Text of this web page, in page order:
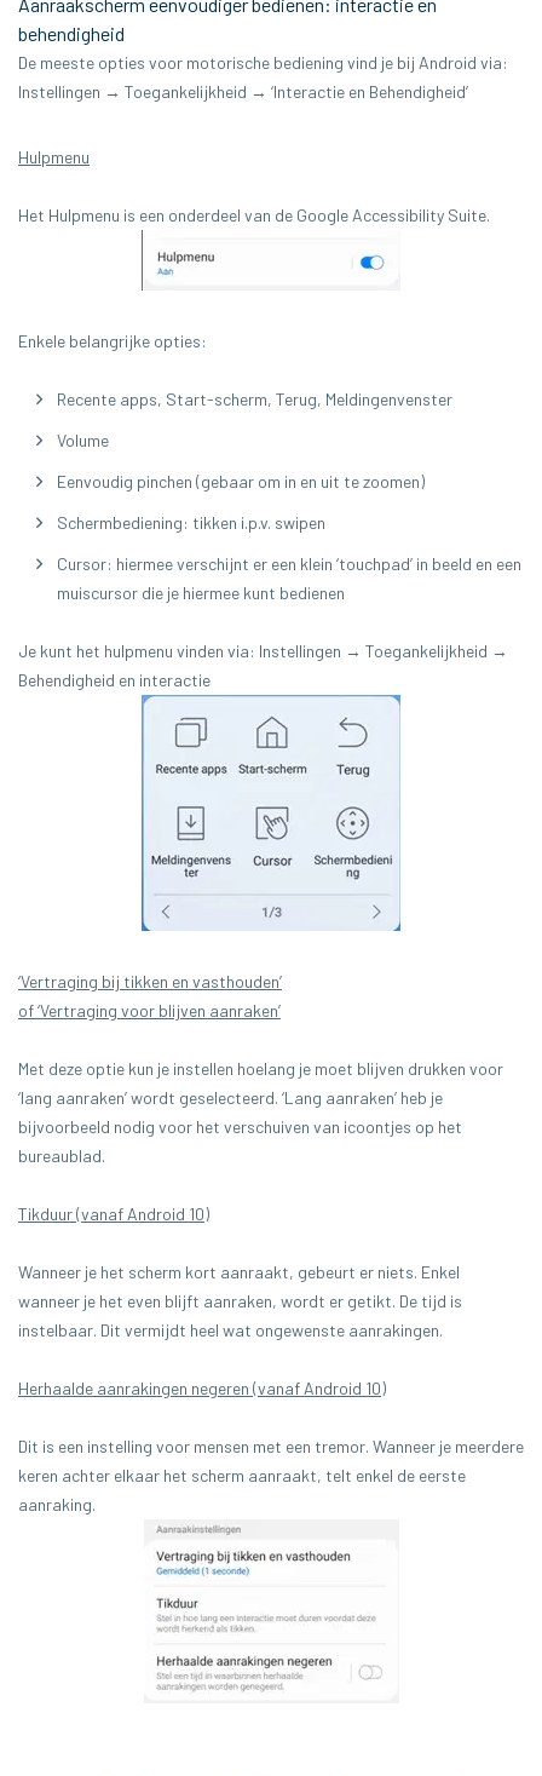
behendigheid
De meeste opties voor motorische bediening vind je bij Android via:
Instellingen → Toegankelijkheid → ‘Interactie en Behendigheid’
Hulpmenu
Het Hulpmenu is een onderdeel van de Google Accessibility Suite.
Enkele belangrijke opties:
Recente apps, Start-scherm, Terug, Meldingenvenster
Volume
Eenvoudig pinchen (gebaar om in en uit te zoomen)
Schermbediening: tikken i.p.v. swipen
Cursor: hiermee verschijnt er een klein ‘touchpad’ in beeld en een
muiscursor die je hiermee kunt bedienen
Je kunt het hulpmenu vinden via: Instellingen → Toegankelijkheid →
Behendigheid en interactie
‘Vertraging bij tikken en vasthouden’
of ‘Vertraging voor blijven aanraken’
Met deze optie kun je instellen hoelang je moet blijven drukken voor
‘lang aanraken’ wordt geselecteerd. ‘Lang aanraken’ heb je
bijvoorbeeld nodig voor het verschuiven van icoontjes op het
bureaublad.
Tikduur (vanaf Android 10)
Wanneer je het scherm kort aanraakt, gebeurt er niets. Enkel
wanneer je het even blijft aanraken, wordt er getikt. De tijd is
instelbaar. Dit vermijdt heel wat ongewenste aanrakingen.
Herhaalde aanrakingen negeren (vanaf Android 10)
Dit is een instelling voor mensen met een tremor. Wanneer je meerdere
keren achter elkaar het scherm aanraakt, telt enkel de eerste
aanraking.